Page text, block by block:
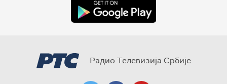
Радио Телевизија Србије